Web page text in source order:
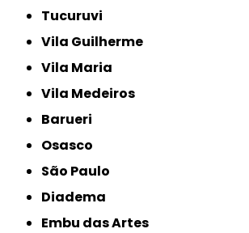
Tucuruvi
Vila Guilherme
Vila Maria
Vila Medeiros
Barueri
Osasco
São Paulo
Diadema
Embu das Artes